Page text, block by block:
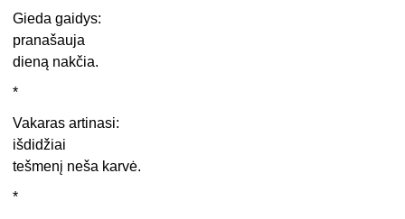
Gieda gaidys:
pranašauja
dieną nakčia.
*
Vakaras artinasi:
išdidžiai
tešmenį neša karvė.
*